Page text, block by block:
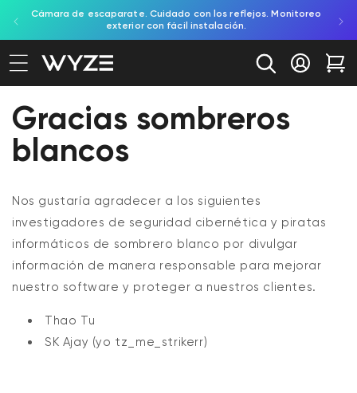
al contenido
de accesibilidad
Cámara de escaparate. Cuidado con los reflejos. Monitoreo
exterior con fácil instalación.
Iniciar
Gracias sombreros
blancos
Nos gustaría agradecer a los siguientes
investigadores de seguridad cibernética y piratas
informáticos de sombrero blanco por divulgar
información de manera responsable para mejorar
nuestro software y proteger a nuestros clientes.
Thao Tu
SK Ajay (yo tz_me_strikerr)